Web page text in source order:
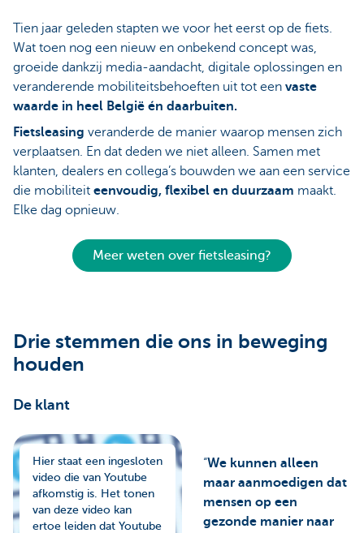
Tien jaar geleden stapten we voor het eerst op de fiets.
Wat toen nog een nieuw en onbekend concept was,
groeide dankzij media-aandacht, digitale oplossingen en
veranderende mobiliteitsbehoeften uit tot een vaste
waarde in heel België én daarbuiten.
Fietsleasing veranderde de manier waarop mensen zich
verplaatsen. En dat deden we niet alleen. Samen met
klanten, dealers en collega’s bouwden we aan een service
die mobiliteit eenvoudig, flexibel en duurzaam maakt.
Elke dag opnieuw.
Meer weten over fietsleasing?
Drie stemmen die ons in beweging
houden
De klant
Hier staat een ingesloten
video die van Youtube
afkomstig is. Het tonen
van deze video kan
ertoe leiden dat Youtube
“We kunnen alleen
maar aanmoedigen dat
mensen op een
gezonde manier naar